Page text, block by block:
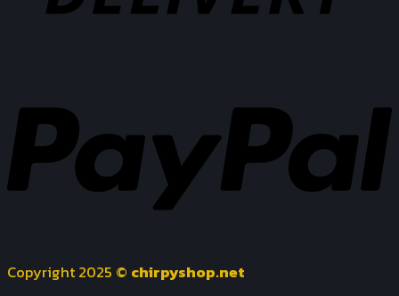
Copyright 2025 © chirpyshop.net